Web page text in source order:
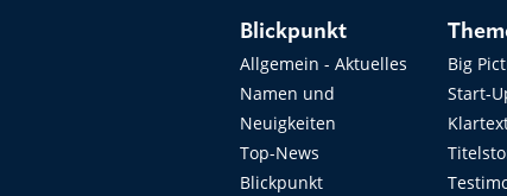
Blickpunkt
Allgemein - Aktuelles
Namen und
Neuigkeiten
Top-News
Blickpunkt
Big
Start-